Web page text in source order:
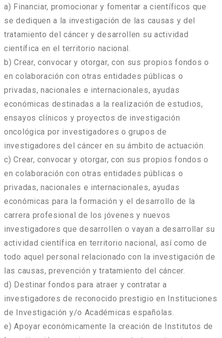
a) Financiar, promocionar y fomentar a científicos que
se dediquen a la investigación de las causas y del
tratamiento del cáncer y desarrollen su actividad
científica en el territorio nacional.
b) Crear, convocar y otorgar, con sus propios fondos o
en colaboración con otras entidades públicas o
privadas, nacionales e internacionales, ayudas
económicas destinadas a la realización de estudios,
ensayos clínicos y proyectos de investigación
oncológica por investigadores o grupos de
investigadores del cáncer en su ámbito de actuación.
c) Crear, convocar y otorgar, con sus propios fondos o
en colaboración con otras entidades públicas o
privadas, nacionales e internacionales, ayudas
económicas para la formación y el desarrollo de la
carrera profesional de los jóvenes y nuevos
investigadores que desarrollen o vayan a desarrollar su
actividad científica en territorio nacional, así como de
todo aquel personal relacionado con la investigación de
las causas, prevención y tratamiento del cáncer.
d) Destinar fondos para atraer y contratar a
investigadores de reconocido prestigio en Instituciones
de Investigación y/o Académicas españolas.
e) Apoyar económicamente la creación de Institutos de